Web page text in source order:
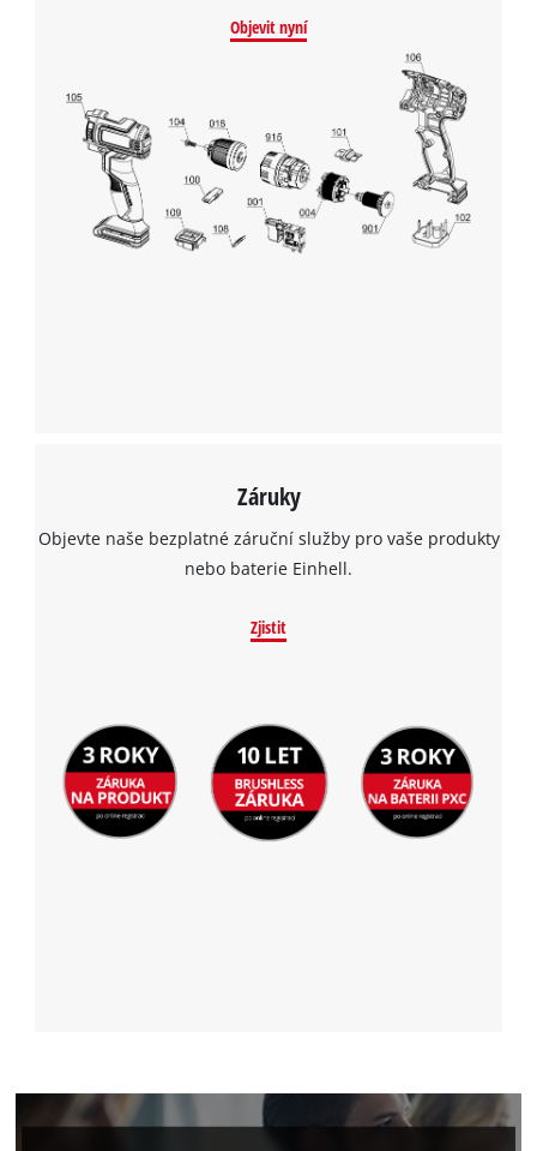
This content is not permitted to load due
to trackers that are not disclosed to the
visitor. The website owner needs to setup
the site with their CMP to add this content
to the list of technologies used.
Powered byUsercentrics Consent
Management Platform
Objevit nyní
Záruky
Objevte naše bezplatné záruční služby pro vaše produkty
nebo baterie Einhell.
Zjistit